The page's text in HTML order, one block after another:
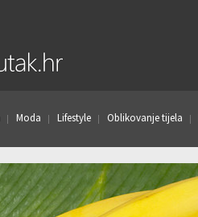
Moda Lifestyle Oblikovanje tijela